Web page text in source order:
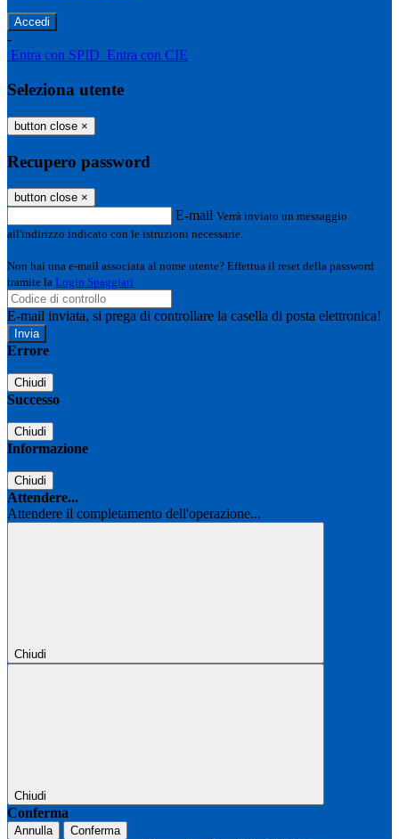
-
Entra con SPID Entra con CIE
Seleziona utente
button close ×
Recupero password
button close ×
E-mail Verrà inviato un messaggio
all'indirizzo indicato con le istruzioni necessarie.
Non hai una e-mail associata al nome utente? Effettua il reset della password
tramite la Login Spaggiari
E-mail inviata, si prega di controllare la casella di posta elettronica!
Errore
Chiudi
Successo
Chiudi
Informazione
Chiudi
Attendere...
Attendere il completamento dell'operazione...
Chiudi
Chiudi
Conferma
Annulla Conferma